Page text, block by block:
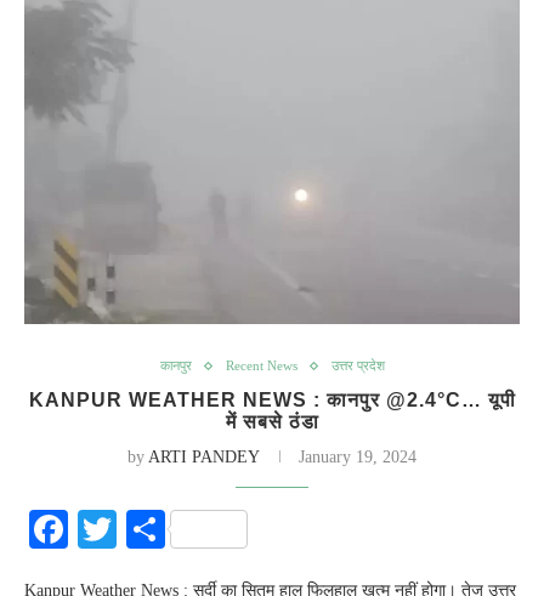
कानपुर Recent News उत्तर प्रदेश
KANPUR WEATHER NEWS : कानपुर @2.4°C… यूपी
में सबसे ठंडा
by ARTI PANDEY January 19, 2024
Facebook
Twitter
Share
Kanpur Weather News : सर्दी का सितम हाल फिलहाल खत्म नहीं होगा। तेज उत्तर